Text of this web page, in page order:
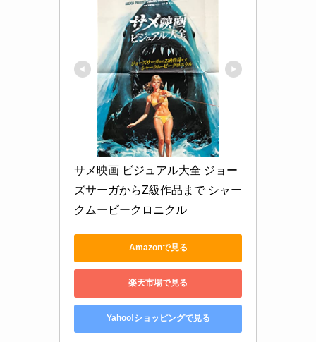
サメ映画 ビジュアル大全 ジョー
ズサーガからZ級作品まで シャー
クムービークロニクル
Amazonで見る
楽天市場で見る
Yahoo!ショッピングで見る